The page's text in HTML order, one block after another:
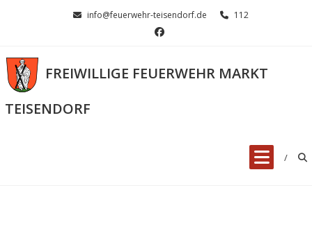
info@feuerwehr-teisendorf.de 112
FREIWILLIGE FEUERWEHR MARKT
TEISENDORF